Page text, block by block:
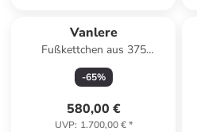
Vanlere
Fußkettchen aus 375
Gelbgold
-65%
580,00 €
UVP: 1.700,00 €*